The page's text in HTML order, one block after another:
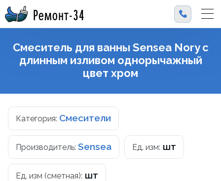
Ремонт-34
Смеситель для ванны Sensea Nory с
длинным изливом однорычажный
цвет хром
Категория: Смесители
Производитель: Sensea Ед. изм: шт
Ед. изм (сметная): шт